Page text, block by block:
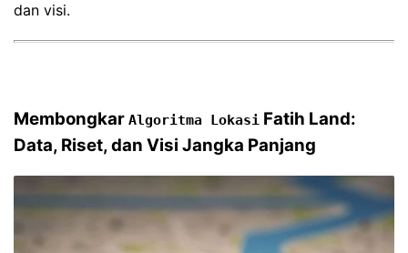
dan visi.
Membongkar Algoritma Lokasi Fatih Land:
Data, Riset, dan Visi Jangka Panjang